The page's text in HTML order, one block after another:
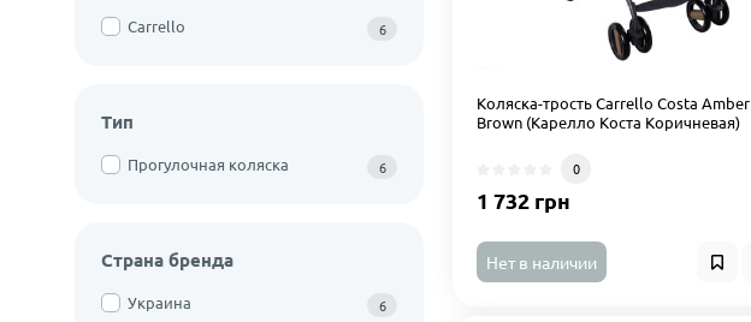
Carrello 6
Тип
Прогулочная коляска 6
Страна бренда
Украина 6
Коляска-трость Carrello Costa Amber
Brown (Карелло Коста Коричневая)
0
1 732 грн
Нет в наличии